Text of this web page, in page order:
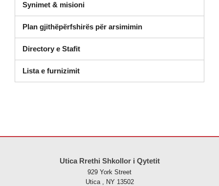
Synimet & misioni
Plan gjithëpërfshirës për arsimimin
Directory e Stafit
Lista e furnizimit(hapet në dritaren e re)
Utica Rrethi Shkollor i Qytetit
929 York Street
Utica , NY 13502